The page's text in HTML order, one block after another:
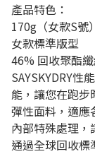
產品特色：
170g（女款S號）
女款標準版型
46% 回收聚酯
SAYSKYDRY性
能，讓您在跑
彈性面料，適應
內部特殊處理
通過全球回收標